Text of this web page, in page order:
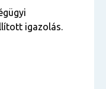
igazolás.